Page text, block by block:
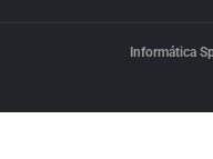
Informática